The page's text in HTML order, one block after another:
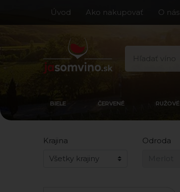
Úvod Ako nakupovať O nás
BIELE ČERVENÉ RUŽOVÉ
Krajina Odroda